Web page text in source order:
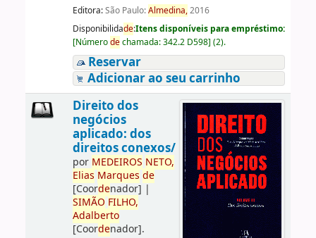
Editora:São Paulo:Almedina,2016
Disponibilidade:Itens disponíveis para empréstimo:
[Númerodechamada:342.2 D598] (2).
Reservar
Adicionar ao seu carrinho
Direito dos
negócios
aplicado: dos
direitos conexos/
por MEDEIROS NETO,
Elias Marques de
[Coordenador] |
SIMÃO FILHO,
Adalberto
[Coordenador].